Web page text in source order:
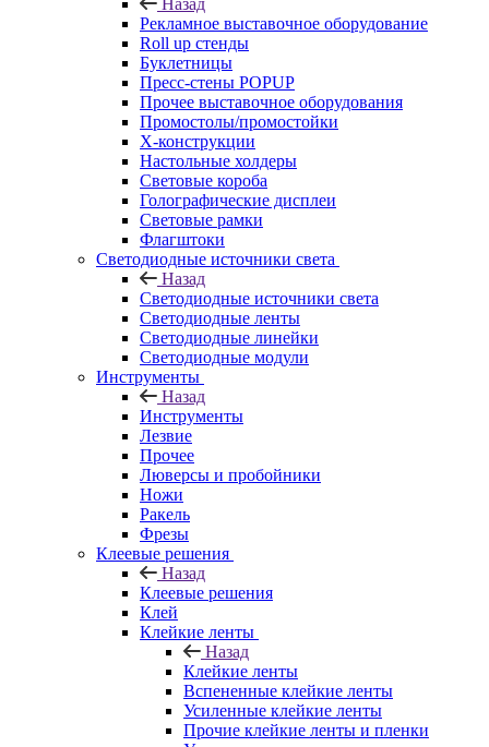
Назад
Рекламное выставочное оборудование
Roll up стенды
Буклетницы
Пресс-стены POPUP
Прочее выставочное оборудования
Промостолы/промостойки
Х-конструкции
Настольные холдеры
Световые короба
Голографические дисплеи
Световые рамки
Флагштоки
Светодиодные источники света
Назад
Светодиодные источники света
Светодиодные ленты
Светодиодные линейки
Светодиодные модули
Инструменты
Назад
Инструменты
Лезвие
Прочее
Люверсы и пробойники
Ножи
Ракель
Фрезы
Клеевые решения
Назад
Клеевые решения
Клей
Клейкие ленты
Назад
Клейкие ленты
Вспененные клейкие ленты
Усиленные клейкие ленты
Прочие клейкие ленты и пленки